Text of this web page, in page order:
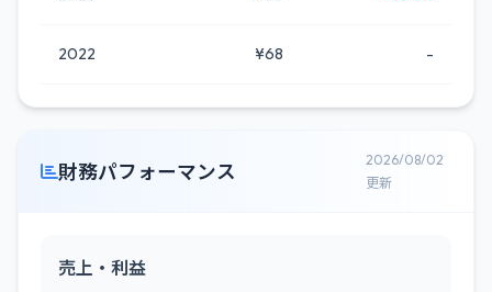
2022 ¥68 -
財務パフォーマンス
2026/08/02
更新
売上・利益